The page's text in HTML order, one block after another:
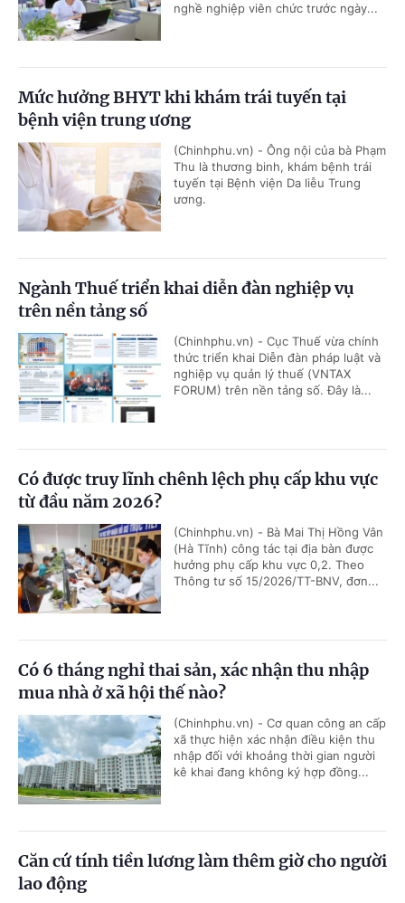
nghề nghiệp viên chức trước ngày...
Mức hưởng BHYT khi khám trái tuyến tại
bệnh viện trung ương
(Chinhphu.vn) - Ông nội của bà Phạm
Thu là thương binh, khám bệnh trái
tuyến tại Bệnh viện Da liễu Trung
ương.
Ngành Thuế triển khai diễn đàn nghiệp vụ
trên nền tảng số
(Chinhphu.vn) - Cục Thuế vừa chính
thức triển khai Diễn đàn pháp luật và
nghiệp vụ quản lý thuế (VNTAX
FORUM) trên nền tảng số. Đây là...
Có được truy lĩnh chênh lệch phụ cấp khu vực
từ đầu năm 2026?
(Chinhphu.vn) - Bà Mai Thị Hồng Vân
(Hà Tĩnh) công tác tại địa bàn được
hưởng phụ cấp khu vực 0,2. Theo
Thông tư số 15/2026/TT-BNV, đơn...
Có 6 tháng nghỉ thai sản, xác nhận thu nhập
mua nhà ở xã hội thế nào?
(Chinhphu.vn) - Cơ quan công an cấp
xã thực hiện xác nhận điều kiện thu
nhập đối với khoảng thời gian người
kê khai đang không ký hợp đồng...
Căn cứ tính tiền lương làm thêm giờ cho người
lao động